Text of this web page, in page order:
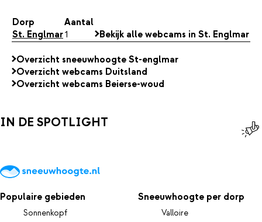
Dorp
Aantal
St. Englmar1 Bekijk alle webcams in St. Englmar
Overzicht sneeuwhoogte St-englmar
Overzicht webcams Duitsland
Overzicht webcams Beierse-woud
IN DE SPOTLIGHT
Populaire gebieden
Sonnenkopf
Sneeuwhoogte per dorp
Valloire